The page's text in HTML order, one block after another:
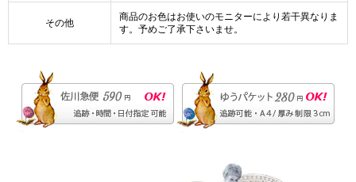
その他
商品のお色はお使いのモニターにより若干異なりま
す。予めご了承下さいませ。